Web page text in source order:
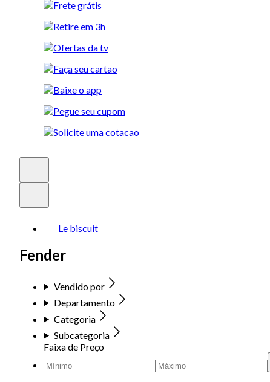
Le biscuit
Fender
Vendido por
Departamento
Categoria
Subcategoria
Faixa de Preço